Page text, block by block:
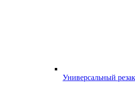
Универсальный